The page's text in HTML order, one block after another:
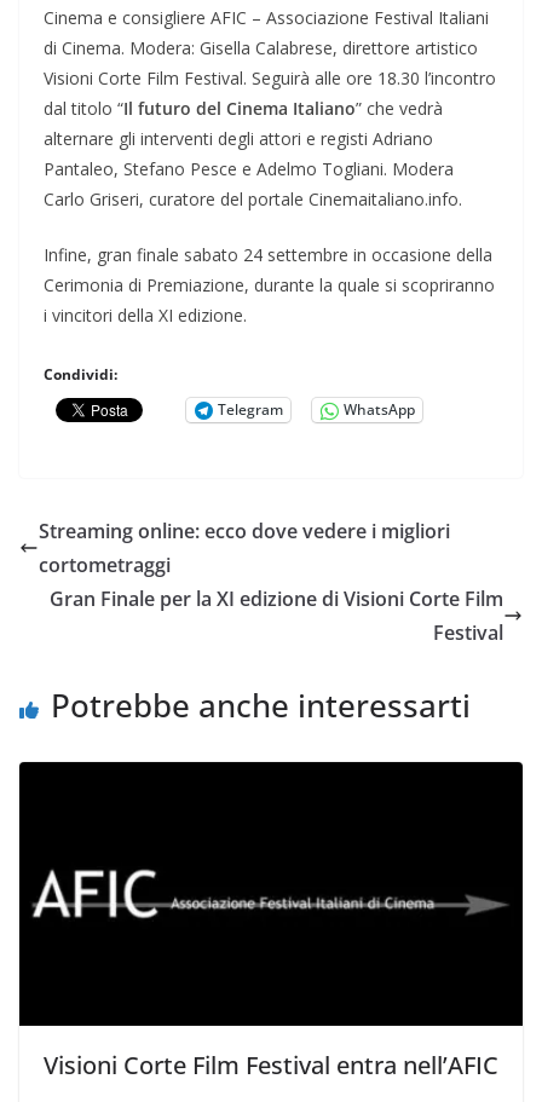
Cinema e consigliere AFIC – Associazione Festival Italiani
di Cinema. Modera: Gisella Calabrese, direttore artistico
Visioni Corte Film Festival. Seguirà alle ore 18.30 l’incontro
dal titolo “Il futuro del Cinema Italiano” che vedrà
alternare gli interventi degli attori e registi Adriano
Pantaleo, Stefano Pesce e Adelmo Togliani. Modera
Carlo Griseri, curatore del portale Cinemaitaliano.info.
Infine, gran finale sabato 24 settembre in occasione della
Cerimonia di Premiazione, durante la quale si scopriranno
i vincitori della XI edizione.
Condividi:
Telegram
WhatsApp
Streaming online: ecco dove vedere i migliori
cortometraggi
Gran Finale per la XI edizione di Visioni Corte Film
Festival
Potrebbe anche interessarti
Visioni Corte Film Festival entra nell’AFIC